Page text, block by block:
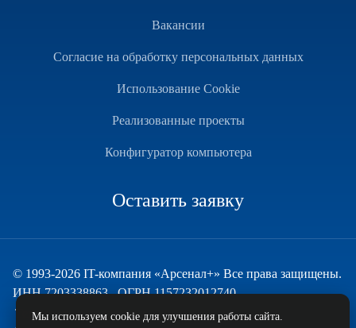
Вакансии
Согласие на обработку персональных данных
Использование Cookie
Реализованные проекты
Конфигуратор компьютера
Оставить заявку
© 1993-2026 IT-компания «Арсенал+» Все права защищены.
ИНН 7203338863 , ОГРН 1157232012740
Техническая поддержка
Мы используем cookie для улучшения работы сайта.